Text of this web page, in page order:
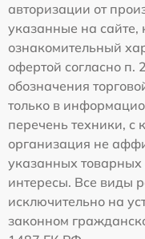
авторизации от
указанные на сайте,
ознакомительный
офертой согласно п.
обозначения
только в
перечень техники,
организация не
указанных товарных
интересы. Все виды
исключительно на
законном